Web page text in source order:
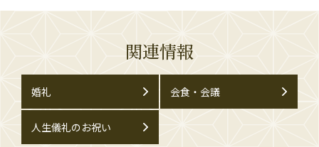
関連情報
婚礼 会食・会議
人生儀礼のお祝い